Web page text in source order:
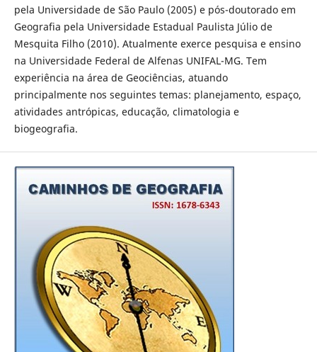
pela Universidade de São Paulo (2005) e pós-doutorado em
Geografia pela Universidade Estadual Paulista Júlio de
Mesquita Filho (2010). Atualmente exerce pesquisa e ensino
na Universidade Federal de Alfenas UNIFAL-MG. Tem
experiência na área de Geociências, atuando
principalmente nos seguintes temas: planejamento, espaço,
atividades antrópicas, educação, climatologia e
biogeografia.